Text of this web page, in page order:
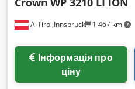
A-Tirol,Innsbruck 1 467 km
ціну